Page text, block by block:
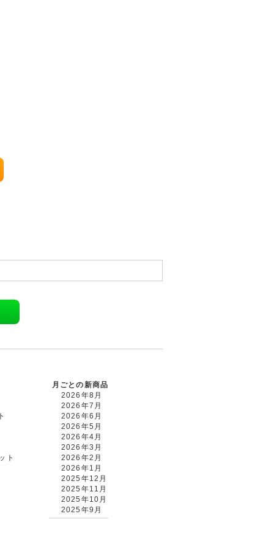
ト
月ごとの新商品
2026年8月
2026年7月
2026年6月
2026年5月
2026年4月
2026年3月
2026年2月
2026年1月
2025年12月
2025年11月
2025年10月
2025年9月